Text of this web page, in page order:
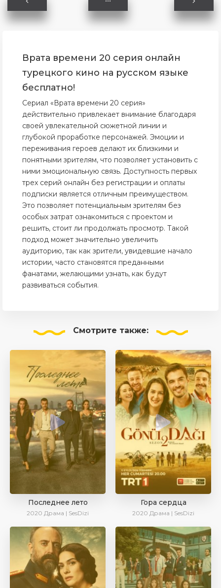
Врата времени 20 серия онлайн
турецкого кино на русском языке
бесплатно!
Сериал «Врата времени 20 серия»
действительно привлекает внимание благодаря
своей увлекательной сюжетной линии и
глубокой проработке персонажей. Эмоции и
переживания героев делают их близкими и
понятными зрителям, что позволяет установить с
ними эмоциональную связь. Доступность первых
трех серий онлайн без регистрации и оплаты
подписки является отличным преимуществом.
Это позволяет потенциальным зрителям без
особых затрат ознакомиться с проектом и
решить, стоит ли продолжать просмотр. Такой
подход может значительно увеличить
аудиторию, так как зрители, увидевшие начало
истории, часто становятся преданными
фанатами, желающими узнать, как будут
развиваться события.
Смотрите также:
Последнее лето
2020 Драма | SesDizi
Гора сердца
2020 Драма | SesDizi